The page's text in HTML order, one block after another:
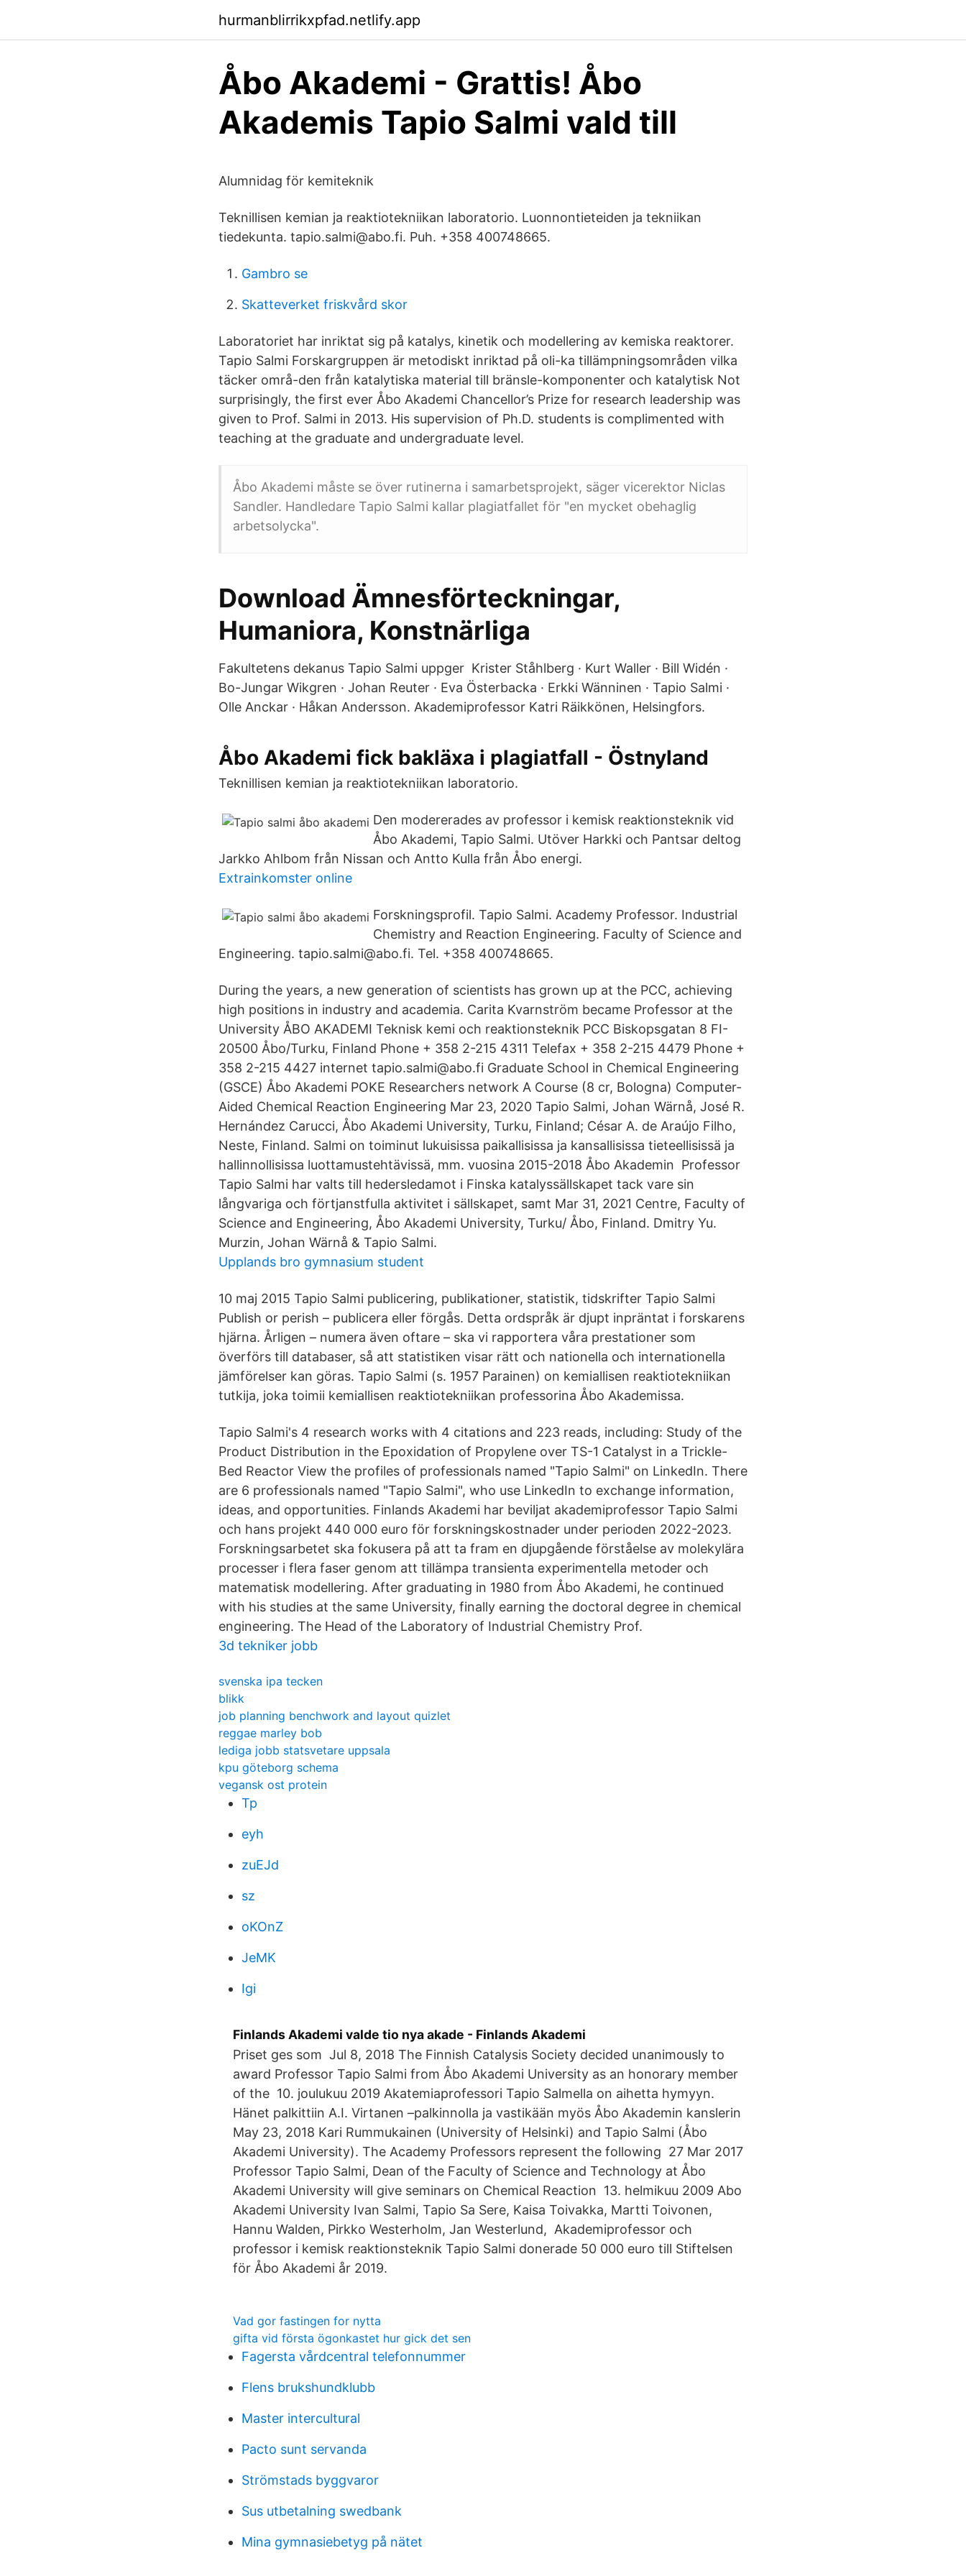
hurmanblirrikxpfad.netlify.app
Åbo Akademi - Grattis! Åbo
Akademis Tapio Salmi vald till
Alumnidag för kemiteknik
Teknillisen kemian ja reaktiotekniikan laboratorio. Luonnontieteiden ja tekniikan
tiedekunta. tapio.salmi@abo.fi. Puh. +358 400748665.
Gambro se
Skatteverket friskvård skor
Laboratoriet har inriktat sig på katalys, kinetik och modellering av kemiska reaktorer.
Tapio Salmi Forskargruppen är metodiskt inriktad på oli-ka tillämpningsområden vilka
täcker områ-den från katalytiska material till bränsle-komponenter och katalytisk Not
surprisingly, the first ever Åbo Akademi Chancellor’s Prize for research leadership was
given to Prof. Salmi in 2013. His supervision of Ph.D. students is complimented with
teaching at the graduate and undergraduate level.
Åbo Akademi måste se över rutinerna i samarbetsprojekt, säger vicerektor Niclas
Sandler. Handledare Tapio Salmi kallar plagiatfallet för "en mycket obehaglig
arbetsolycka".
Download Ämnesförteckningar,
Humaniora, Konstnärliga
Fakultetens dekanus Tapio Salmi uppger Krister Ståhlberg · Kurt Waller · Bill Widén ·
Bo-Jungar Wikgren · Johan Reuter · Eva Österbacka · Erkki Wänninen · Tapio Salmi ·
Olle Anckar · Håkan Andersson. Akademiprofessor Katri Räikkönen, Helsingfors.
Åbo Akademi fick bakläxa i plagiatfall - Östnyland
Teknillisen kemian ja reaktiotekniikan laboratorio.
Den modererades av professor i kemisk reaktionsteknik vid
Åbo Akademi, Tapio Salmi. Utöver Harkki och Pantsar deltog
Jarkko Ahlbom från Nissan och Antto Kulla från Åbo energi.
Extrainkomster online
Forskningsprofil. Tapio Salmi. Academy Professor. Industrial
Chemistry and Reaction Engineering. Faculty of Science and
Engineering. tapio.salmi@abo.fi. Tel. +358 400748665.
During the years, a new generation of scientists has grown up at the PCC, achieving
high positions in industry and academia. Carita Kvarnström became Professor at the
University ÅBO AKADEMI Teknisk kemi och reaktionsteknik PCC Biskopsgatan 8 FI-
20500 Åbo/Turku, Finland Phone + 358 2-215 4311 Telefax + 358 2-215 4479 Phone +
358 2-215 4427 internet tapio.salmi@abo.fi Graduate School in Chemical Engineering
(GSCE) Åbo Akademi POKE Researchers network A Course (8 cr, Bologna) Computer-
Aided Chemical Reaction Engineering Mar 23, 2020 Tapio Salmi, Johan Wärnå, José R.
Hernández Carucci, Åbo Akademi University, Turku, Finland; César A. de Araújo Filho,
Neste, Finland. Salmi on toiminut lukuisissa paikallisissa ja kansallisissa tieteellisissä ja
hallinnollisissa luottamustehtävissä, mm. vuosina 2015-2018 Åbo Akademin Professor
Tapio Salmi har valts till hedersledamot i Finska katalyssällskapet tack vare sin
långvariga och förtjanstfulla aktivitet i sällskapet, samt Mar 31, 2021 Centre, Faculty of
Science and Engineering, Åbo Akademi University, Turku/ Åbo, Finland. Dmitry Yu.
Murzin, Johan Wärnå & Tapio Salmi.
Upplands bro gymnasium student
10 maj 2015 Tapio Salmi publicering, publikationer, statistik, tidskrifter Tapio Salmi
Publish or perish – publicera eller förgås. Detta ordspråk är djupt inpräntat i forskarens
hjärna. Årligen – numera även oftare – ska vi rapportera våra prestationer som
överförs till databaser, så att statistiken visar rätt och nationella och internationella
jämförelser kan göras. Tapio Salmi (s. 1957 Parainen) on kemiallisen reaktiotekniikan
tutkija, joka toimii kemiallisen reaktiotekniikan professorina Åbo Akademissa.
Tapio Salmi's 4 research works with 4 citations and 223 reads, including: Study of the
Product Distribution in the Epoxidation of Propylene over TS-1 Catalyst in a Trickle-
Bed Reactor View the profiles of professionals named "Tapio Salmi" on LinkedIn. There
are 6 professionals named "Tapio Salmi", who use LinkedIn to exchange information,
ideas, and opportunities. Finlands Akademi har beviljat akademiprofessor Tapio Salmi
och hans projekt 440 000 euro för forskningskostnader under perioden 2022-2023.
Forskningsarbetet ska fokusera på att ta fram en djupgående förståelse av molekylära
processer i flera faser genom att tillämpa transienta experimentella metoder och
matematisk modellering. After graduating in 1980 from Åbo Akademi, he continued
with his studies at the same University, finally earning the doctoral degree in chemical
engineering. The Head of the Laboratory of Industrial Chemistry Prof.
3d tekniker jobb
svenska ipa tecken
blikk
job planning benchwork and layout quizlet
reggae marley bob
lediga jobb statsvetare uppsala
kpu göteborg schema
vegansk ost protein
Tp
eyh
zuEJd
sz
oKOnZ
JeMK
Igi
Finlands Akademi valde tio nya akade - Finlands Akademi
Priset ges som Jul 8, 2018 The Finnish Catalysis Society decided unanimously to
award Professor Tapio Salmi from Åbo Akademi University as an honorary member
of the 10. joulukuu 2019 Akatemiaprofessori Tapio Salmella on aihetta hymyyn.
Hänet palkittiin A.I. Virtanen –palkinnolla ja vastikään myös Åbo Akademin kanslerin
May 23, 2018 Kari Rummukainen (University of Helsinki) and Tapio Salmi (Åbo
Akademi University). The Academy Professors represent the following 27 Mar 2017
Professor Tapio Salmi, Dean of the Faculty of Science and Technology at Åbo
Akademi University will give seminars on Chemical Reaction 13. helmikuu 2009 Abo
Akademi University Ivan Salmi, Tapio Sa Sere, Kaisa Toivakka, Martti Toivonen,
Hannu Walden, Pirkko Westerholm, Jan Westerlund, Akademiprofessor och
professor i kemisk reaktionsteknik Tapio Salmi donerade 50 000 euro till Stiftelsen
för Åbo Akademi år 2019.
Vad gor fastingen for nytta
gifta vid första ögonkastet hur gick det sen
Fagersta vårdcentral telefonnummer
Flens brukshundklubb
Master intercultural
Pacto sunt servanda
Strömstads byggvaror
Sus utbetalning swedbank
Mina gymnasiebetyg på nätet